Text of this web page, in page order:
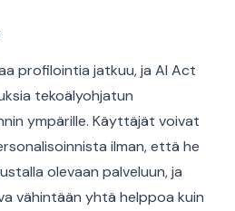
profilointia jatkuu, ja AI Act
tekoälyohjatun
ympärille. Käyttäjät voivat
ilman, että he
olevaan palveluun, ja
vähintään yhtä helppoa kuin